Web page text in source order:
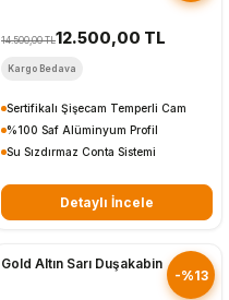
14.500,00 TL12.500,00 TL
Kargo Bedava
Sertifikalı Şişecam Temperli Cam
%100 Saf Alüminyum Profil
Su Sızdırmaz Conta Sistemi
Detaylı İncele
-%13
Gold Altın Sarı Duşakabin